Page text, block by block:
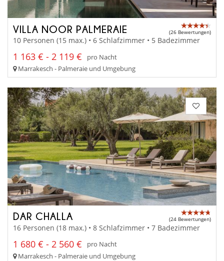
VILLA NOOR PALMERAIE (26 Bewertungen)
10 Personen (15 max.) • 6 Schlafzimmer • 5 Badezimmer
1 163 € - 2 119 €
pro Nacht
Marrakesch - Palmeraie und Umgebung
DAR CHALLA (24 Bewertungen)
16 Personen (18 max.) • 8 Schlafzimmer • 7 Badezimmer
1 680 € - 2 560 €
pro Nacht
Marrakesch - Palmeraie und Umgebung